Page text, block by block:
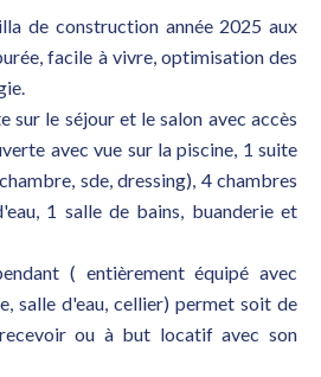
de construction année 2025 aux
facile à vivre, optimisation des
sur le séjour et le salon avec accès
avec vue sur la piscine, 1 suite
sde, dressing), 4 chambres
1 salle de bains, buanderie et
( entièrement équipé avec
salle d'eau, cellier) permet soit de
ou à but locatif avec son